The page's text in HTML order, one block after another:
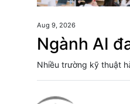
Aug 9, 2026
Ngành AI